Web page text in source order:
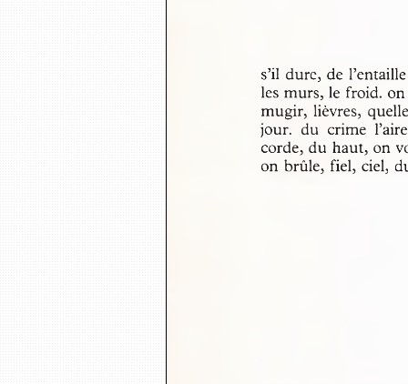
s’il dure, de
les murs, le froid,
mugir, lièvres,
jour,  du  crime
corde, du haut, on
on brûle, fiel, ciel,